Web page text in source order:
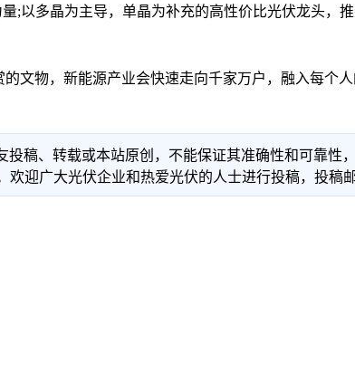
以多晶为主导，单晶为补充的高性价比光伏龙头，
物，新能源产业会快速走向千家万户，融入每个
稿、转载或本站原创，不能保证其准确性和可靠性
迎广大光伏企业和热爱光伏的人士进行投稿，投稿邮